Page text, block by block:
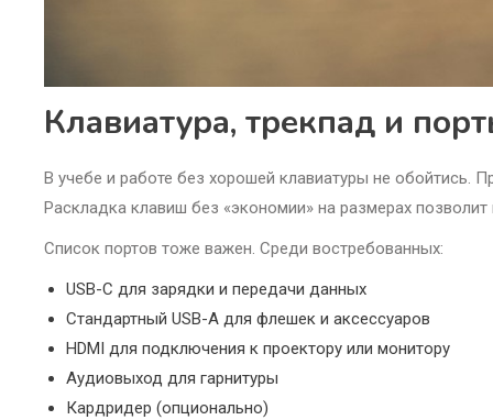
Клавиатура, трекпад и
В учебе и работе без хорошей клавиатуры не обойтись.
Раскладка клавиш без «экономии» на размерах
Список портов тоже важен. Среди востребованных:
USB-C для зарядки и передачи данных
Стандартный USB-A для флешек и аксессуаров
HDMI для подключения к проектору или монитору
Аудиовыход для гарнитуры
Кардридер (опционально)